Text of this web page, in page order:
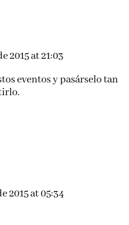
2015 at 21:03
eventos y pasárselo tan
2015 at 05:34